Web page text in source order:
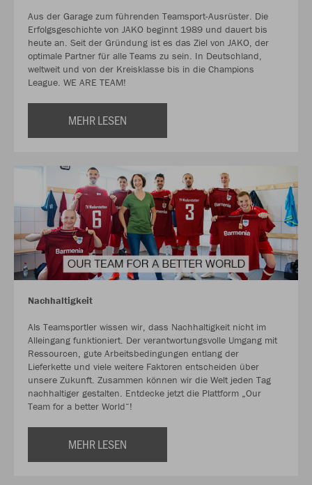
Aus der Garage zum führenden Teamsport-Ausrüster. Die
Erfolgsgeschichte von JAKO beginnt 1989 und dauert bis
heute an. Seit der Gründung ist es das Ziel von JAKO, der
optimale Partner für alle Teams zu sein. In Deutschland,
weltweit und von der Kreisklasse bis in die Champions
League. WE ARE TEAM!
MEHR LESEN
Nachhaltigkeit
Als Teamsportler wissen wir, dass Nachhaltigkeit nicht im
Alleingang funktioniert. Der verantwortungsvolle Umgang mit
Ressourcen, gute Arbeitsbedingungen entlang der
Lieferkette und viele weitere Faktoren entscheiden über
unsere Zukunft. Zusammen können wir die Welt jeden Tag
nachhaltiger gestalten. Entdecke jetzt die Plattform „Our
Team for a better World“!
MEHR LESEN